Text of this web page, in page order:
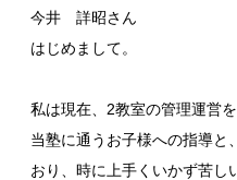
今井 詳昭さん
はじめまして。
私は現在、2教室の管理運営を
当塾に通うお子様への指導と
おり、時に上手くいかず苦し